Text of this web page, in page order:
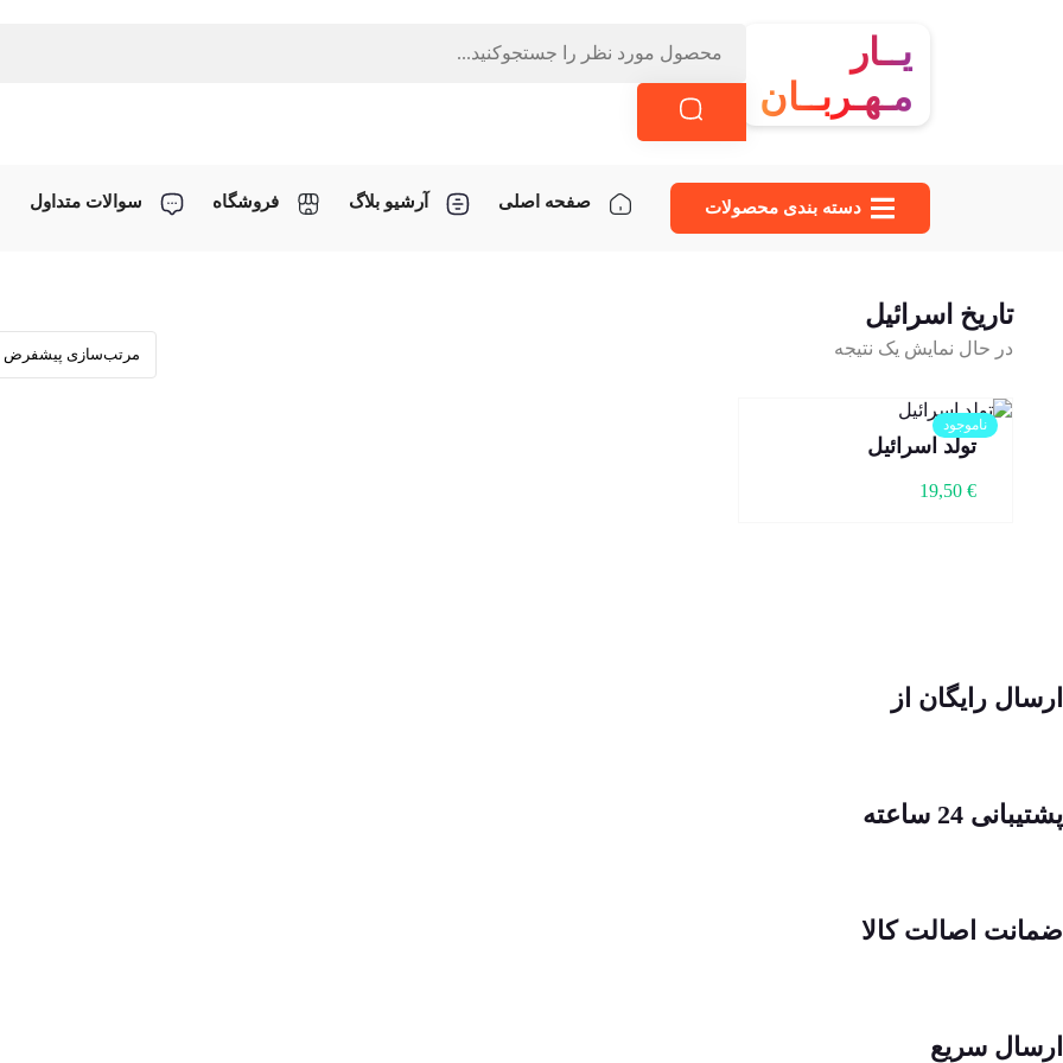
یــار
مـهـربــان
دسته‌ بندی محصولات صفحه اصلی آرشیو بلاگ فروشگاه سوالات متداول
تاریخ اسرائیل
در حال نمایش یک نتیجه
ناموجود
تولد اسرائیل
19,50 €
ارسال رایگان از
پشتیبانی 24 ساعته
ضمانت اصالت کالا
ارسال سریع